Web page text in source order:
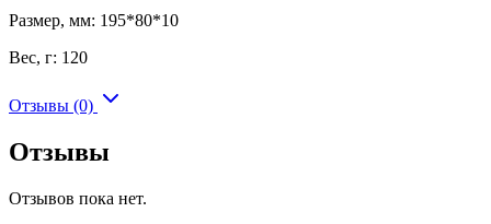
Размер, мм: 195*80*10
Вес, г: 120
Отзывы (0)
Отзывы
Отзывов пока нет.